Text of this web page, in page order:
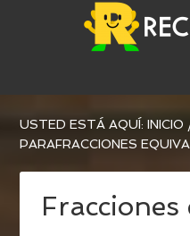
USTED ESTÁ AQUÍ:INICIO
PARAFRACCIONES
Fracciones